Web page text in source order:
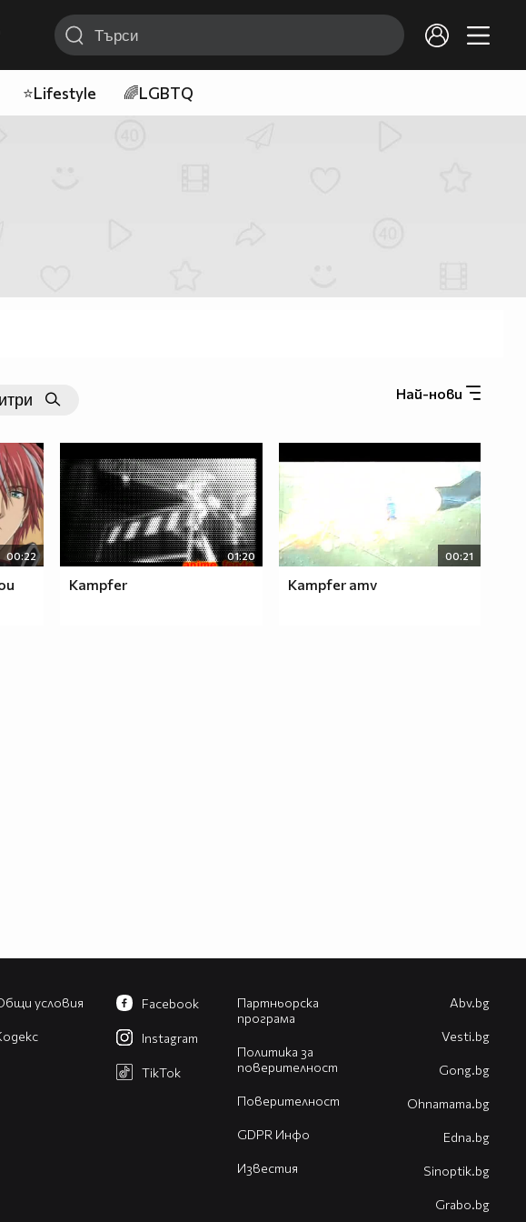
⭐Lifestyle 🌈LGBTQ
Най-нови
00:22 01:20
Kampfer
00:21
Kampfer amv
условия
Партньорска
програма
Политика за
поверителност
Поверителност
GDPR Инфо
Известия
Facebook
Instagram
TikTok
Abv.bg
Vesti.bg
Gong.bg
Оhnamama.bg
Edna.bg
Sinoptik.bg
Grabo.bg